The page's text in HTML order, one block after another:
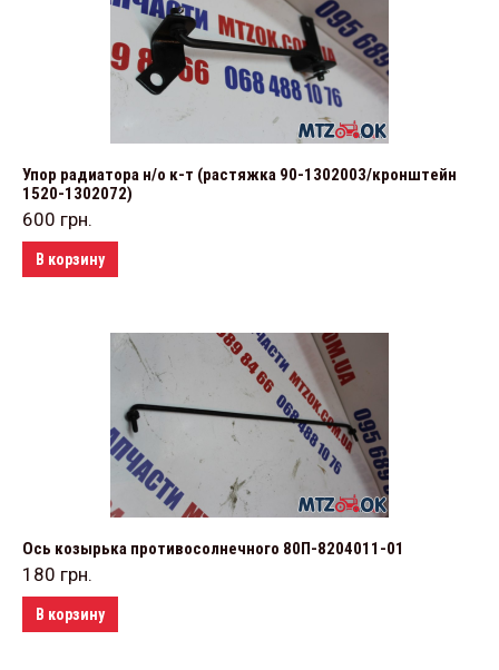
Упор радиатора н/о к-т (растяжка 90-1302003/кронштейн
1520-1302072)
600 грн.
В корзину
Ось козырька противосолнечного 80П-8204011-01
180 грн.
В корзину